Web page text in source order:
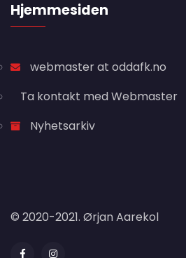
Hjemmesiden
webmaster at oddafk.no
Ta kontakt med Webmaster
Nyhetsarkiv
© 2020-2021. Ørjan Aarekol